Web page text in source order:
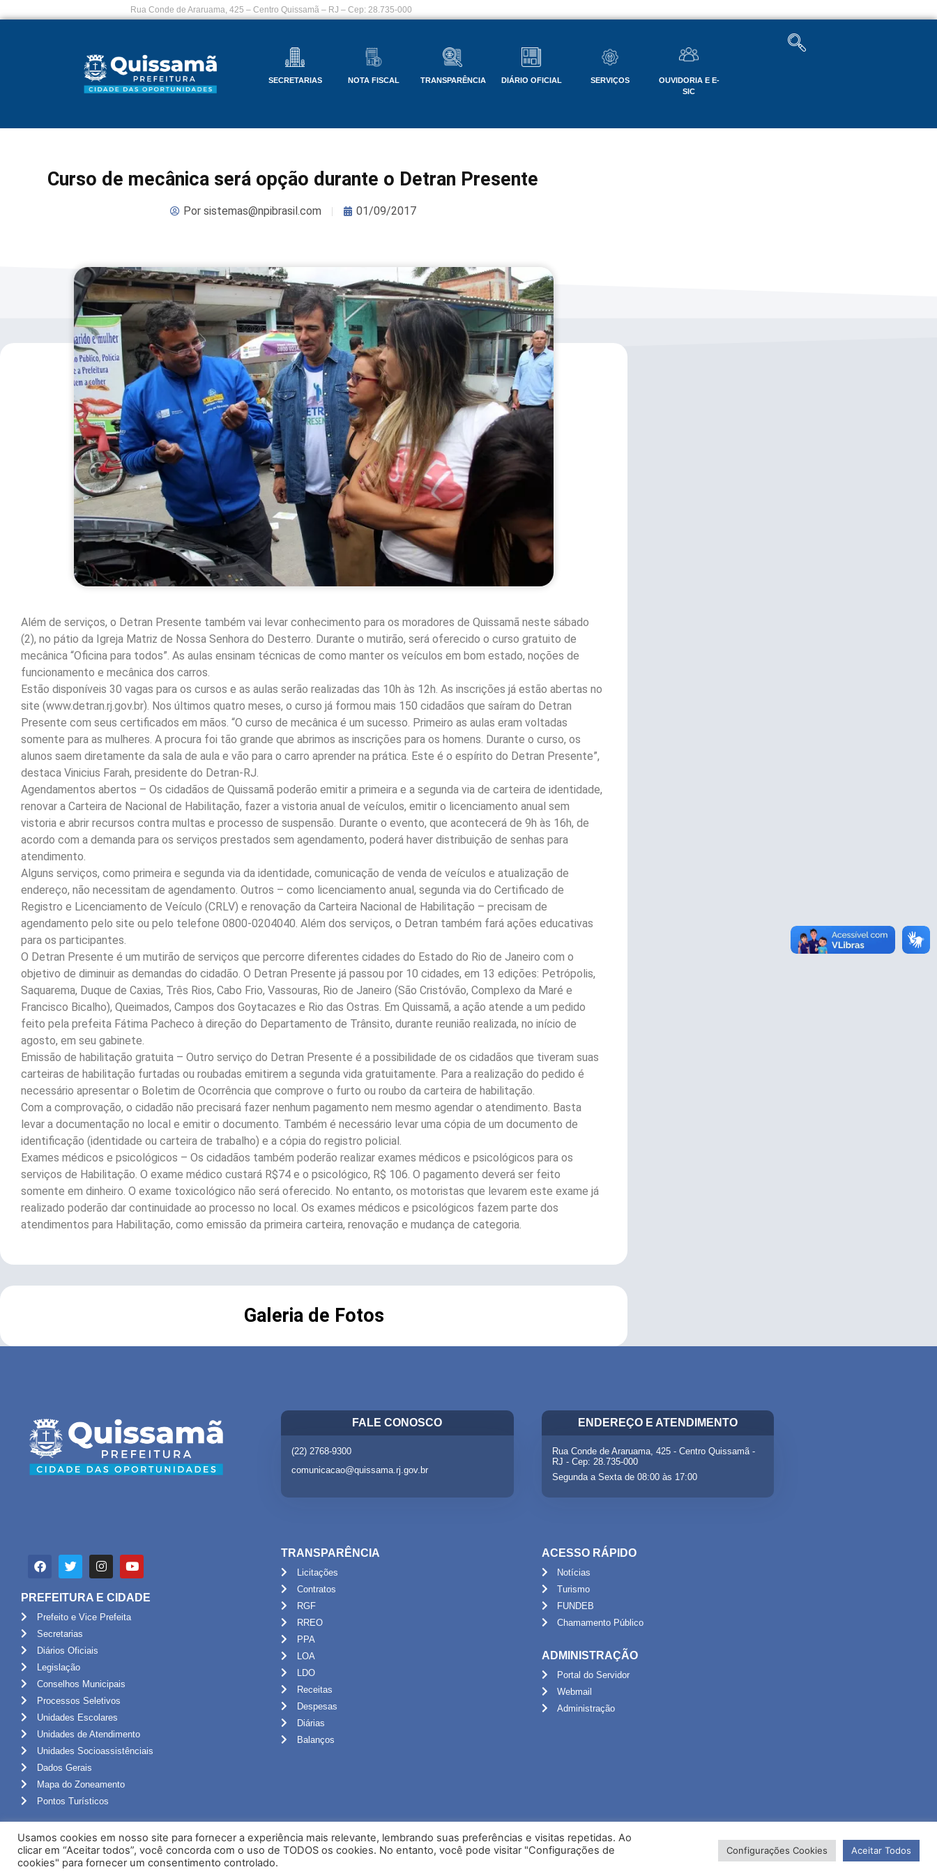
Rua Conde de Araruama, 425 – Centro Quissamã – RJ – Cep: 28.735-000
SECRETARIAS NOTA FISCAL TRANSPARÊNCIA DIÁRIO OFICIAL SERVIÇOS
OUVIDORIA E E-
SIC
Curso de mecânica será opção durante o Detran Presente
Porsistemas@npibrasil.com 01/09/2017
Além de serviços, o Detran Presente também vai levar conhecimento para os moradores de Quissamã neste sábado
(2), no pátio da Igreja Matriz de Nossa Senhora do Desterro. Durante o mutirão, será oferecido o curso gratuito de
mecânica “Oficina para todos”. As aulas ensinam técnicas de como manter os veículos em bom estado, noções de
funcionamento e mecânica dos carros.
Estão disponíveis 30 vagas para os cursos e as aulas serão realizadas das 10h às 12h. As inscrições já estão abertas no
site (www.detran.rj.gov.br). Nos últimos quatro meses, o curso já formou mais 150 cidadãos que saíram do Detran
Presente com seus certificados em mãos. “O curso de mecânica é um sucesso. Primeiro as aulas eram voltadas
somente para as mulheres. A procura foi tão grande que abrimos as inscrições para os homens. Durante o curso, os
alunos saem diretamente da sala de aula e vão para o carro aprender na prática. Este é o espírito do Detran Presente”,
destaca Vinicius Farah, presidente do Detran-RJ.
Agendamentos abertos – Os cidadãos de Quissamã poderão emitir a primeira e a segunda via de carteira de identidade,
renovar a Carteira de Nacional de Habilitação, fazer a vistoria anual de veículos, emitir o licenciamento anual sem
vistoria e abrir recursos contra multas e processo de suspensão. Durante o evento, que acontecerá de 9h às 16h, de
acordo com a demanda para os serviços prestados sem agendamento, poderá haver distribuição de senhas para
atendimento.
Alguns serviços, como primeira e segunda via da identidade, comunicação de venda de veículos e atualização de
endereço, não necessitam de agendamento. Outros – como licenciamento anual, segunda via do Certificado de
Registro e Licenciamento de Veículo (CRLV) e renovação da Carteira Nacional de Habilitação – precisam de
agendamento pelo site ou pelo telefone 0800-0204040. Além dos serviços, o Detran também fará ações educativas
para os participantes.
O Detran Presente é um mutirão de serviços que percorre diferentes cidades do Estado do Rio de Janeiro com o
objetivo de diminuir as demandas do cidadão. O Detran Presente já passou por 10 cidades, em 13 edições: Petrópolis,
Saquarema, Duque de Caxias, Três Rios, Cabo Frio, Vassouras, Rio de Janeiro (São Cristóvão, Complexo da Maré e
Francisco Bicalho), Queimados, Campos dos Goytacazes e Rio das Ostras. Em Quissamã, a ação atende a um pedido
feito pela prefeita Fátima Pacheco à direção do Departamento de Trânsito, durante reunião realizada, no início de
agosto, em seu gabinete.
Emissão de habilitação gratuita – Outro serviço do Detran Presente é a possibilidade de os cidadãos que tiveram suas
carteiras de habilitação furtadas ou roubadas emitirem a segunda vida gratuitamente. Para a realização do pedido é
necessário apresentar o Boletim de Ocorrência que comprove o furto ou roubo da carteira de habilitação.
Com a comprovação, o cidadão não precisará fazer nenhum pagamento nem mesmo agendar o atendimento. Basta
levar a documentação no local e emitir o documento. Também é necessário levar uma cópia de um documento de
identificação (identidade ou carteira de trabalho) e a cópia do registro policial.
Exames médicos e psicológicos – Os cidadãos também poderão realizar exames médicos e psicológicos para os
serviços de Habilitação. O exame médico custará R$74 e o psicológico, R$ 106. O pagamento deverá ser feito
somente em dinheiro. O exame toxicológico não será oferecido. No entanto, os motoristas que levarem este exame já
realizado poderão dar continuidade ao processo no local. Os exames médicos e psicológicos fazem parte dos
atendimentos para Habilitação, como emissão da primeira carteira, renovação e mudança de categoria.
Galeria de Fotos
FALE CONOSCO
(22) 2768-9300
comunicacao@quissama.rj.gov.br
ENDEREÇO E ATENDIMENTO
Rua Conde de Araruama, 425 - Centro Quissamã -
RJ - Cep: 28.735-000
Segunda a Sexta de 08:00 às 17:00
PREFEITURA E CIDADE
Prefeito e Vice Prefeita
Secretarias
Diários Oficiais
Legislação
Conselhos Municipais
Processos Seletivos
Unidades Escolares
Unidades de Atendimento
Unidades Socioassistênciais
Dados Gerais
Mapa do Zoneamento
Pontos Turísticos
TRANSPARÊNCIA
Licitações
Contratos
RGF
RREO
PPA
LOA
LDO
Receitas
Despesas
Diárias
Balanços
ACESSO RÁPIDO
Notícias
Turismo
FUNDEB
Chamamento Público
ADMINISTRAÇÃO
Portal do Servidor
Webmail
Administração
Usamos cookies em nosso site para fornecer a experiência mais relevante, lembrando suas preferências e visitas repetidas. Ao
clicar em “Aceitar todos”, você concorda com o uso de TODOS os cookies. No entanto, você pode visitar "Configurações de
cookies" para fornecer um consentimento controlado.
Configurações Cookies Aceitar Todos